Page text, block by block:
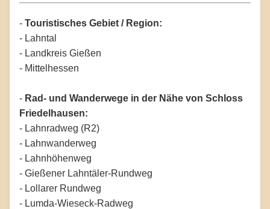
- Touristisches Gebiet / Region:
- Lahntal
- Landkreis Gießen
- Mittelhessen
- Rad- und Wanderwege in der Nähe von Schloss
Friedelhausen:
- Lahnradweg (R2)
- Lahnwanderweg
- Lahnhöhenweg
- Gießener Lahntäler-Rundweg
- Lollarer Rundweg
- Lumda-Wieseck-Radweg